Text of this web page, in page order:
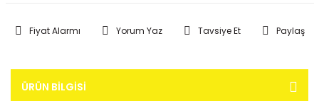
Fiyat Alarmı Yorum Yaz Tavsiye Et Paylaş
ÜRÜN BILGISI